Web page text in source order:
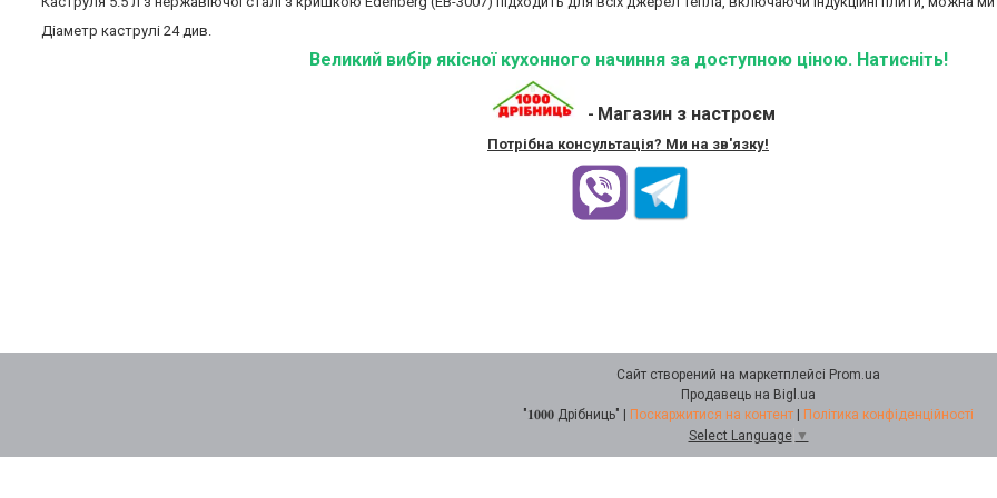
Діаметр каструлі 24 див.
Великий вибір якісної кухонного начиння за доступною ціною. Натисніть!
- Магазин з настроєм
Потрібна консультація? Ми на зв'язку!
Сайт створений на маркетплейсі Prom.ua
Продавець на Bigl.ua
Поскаржитися на контент
Політика конфіденційності
Select Language ▼